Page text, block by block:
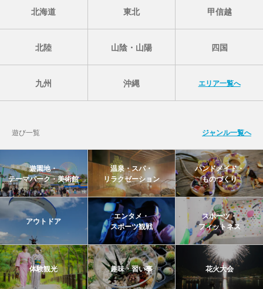
北海道 東北 甲信越
北陸 山陰・山陽 四国
九州 沖縄 エリア一覧へ
遊び一覧 ジャンル一覧へ
遊園地・
テーマパーク・美術館
温泉・スパ・
リラクゼーション
ハンドメイド・
ものづくり
アウトドア
エンタメ・
スポーツ観戦
スポーツ・
フィットネス
体験観光 趣味・習い事 花火大会